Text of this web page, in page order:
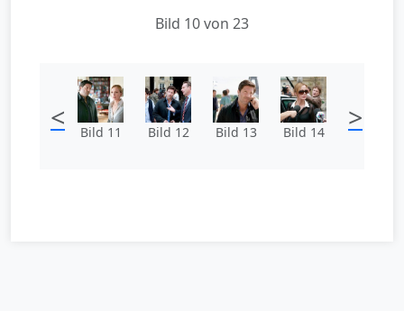
Bild 10 von 23
< Bild 11 Bild 12 Bild 13 Bild 14 >